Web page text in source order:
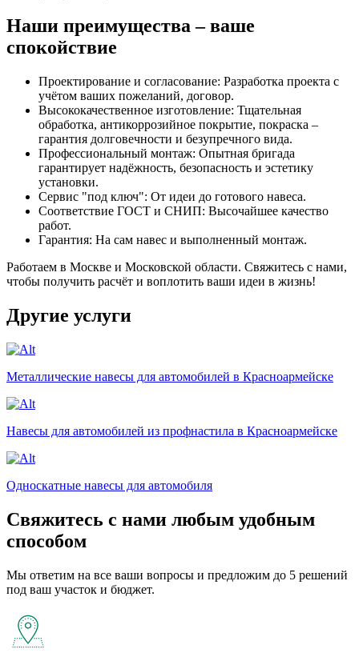
Наши преимущества – ваше
спокойствие
Проектирование и согласование: Разработка проекта с
учётом ваших пожеланий, договор.
Высококачественное изготовление: Тщательная
обработка, антикоррозийное покрытие, покраска –
гарантия долговечности и безупречного вида.
Профессиональный монтаж: Опытная бригада
гарантирует надёжность, безопасность и эстетику
установки.
Сервис "под ключ": От идеи до готового навеса.
Соответствие ГОСТ и СНИП: Высочайшее качество
работ.
Гарантия: На сам навес и выполненный монтаж.
Работаем в Москве и Московской области. Свяжитесь с нами,
чтобы получить расчёт и воплотить ваши идеи в жизнь!
Другие услуги
Металлические навесы для автомобилей в Красноармейске
Навесы для автомобилей из профнастила в Красноармейске
Односкатные навесы для автомобиля
Свяжитесь с нами любым удобным
способом
Мы ответим на все ваши вопросы и предложим до 5 решений
под ваш участок и бюджет.